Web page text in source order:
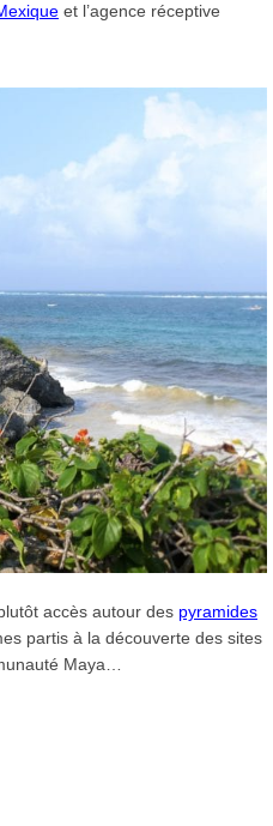
et l’agence réceptive
accès autour des pyramides
partis à la découverte des sites
Maya…